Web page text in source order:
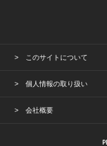
このサイトについて
個人情報の取り扱い
会社概要